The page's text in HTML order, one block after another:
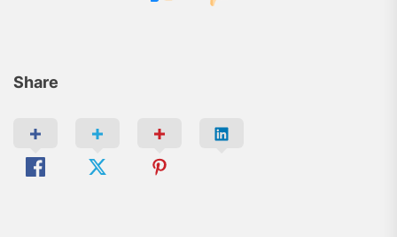
Share